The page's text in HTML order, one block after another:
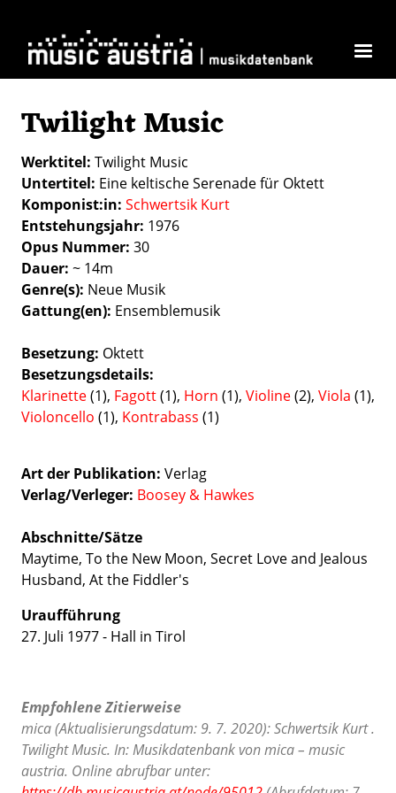
Twilight Music
Werktitel Twilight Music
Untertitel Eine keltische Serenade für Oktett
Komponist:in Schwertsik Kurt
Entstehungsjahr 1976
Opus Nummer 30
Dauer ~ 14m
Genre(s) Neue Musik
Gattung(en) Ensemblemusik
Besetzung Oktett
Besetzungsdetails
Klarinette(1), Fagott(1), Horn (1), Violine(2), Viola (1),
Violoncello (1), Kontrabass (1)
Art der Publikation Verlag
Verlag/Verleger Boosey & Hawkes
Abschnitte/Sätze
Maytime, To the New Moon, Secret Love and Jealous
Husband, At the Fiddler's
Uraufführung
27. Juli 1977 - Hall in Tirol
Empfohlene Zitierweise
mica (Aktualisierungsdatum: 9. 7. 2020): Schwertsik Kurt .
Twilight Music. In: Musikdatenbank von mica – music
austria. Online abrufbar unter: